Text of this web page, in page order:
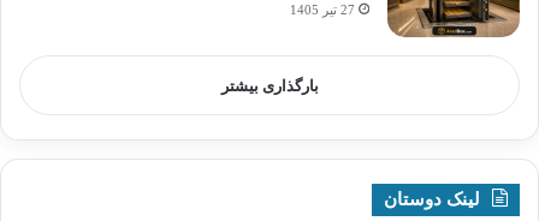
27 تیر 1405
بارگذاری بیشتر
لینک دوستان